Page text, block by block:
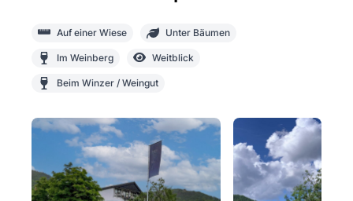
Auf einer Wiese Unter Bäumen
Im Weinberg Weitblick
Beim Winzer / Weingut